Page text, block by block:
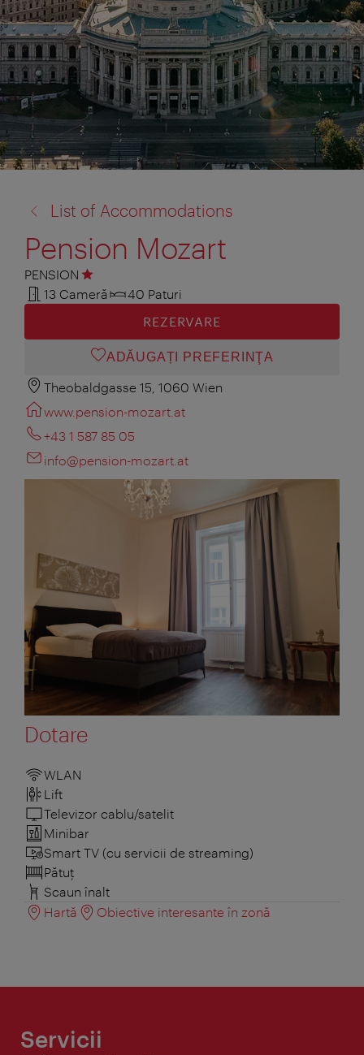
la:
List of Accommodations
Pension Mozart
PENSION 1 stea
13 Cameră
40 Paturi
REZERVARE
ADĂUGAȚI PREFERINŢA
Theobaldgasse 15, 1060 Wien
www.pension-mozart.at
+43 1 587 85 05
info@pension-mozart.at
Dotare
WLAN
Lift
Televizor cablu/satelit
Minibar
Smart TV (cu servicii de streaming)
Pătuţ
Scaun înalt
Hartă
Obiective interesante în zonă
Servicii